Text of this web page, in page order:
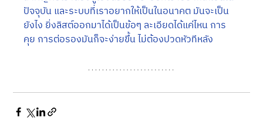
ปัจจุบัน และระบบที่เราอยากให้เป็นในอนาคต มันจะเป็น
ยังไง ยิ่งลิสต์ออกมาได้เป็นข้อๆ ละเอียดได้แค่ไหน การ
คุย การต่อรองมันก็จะง่ายขึ้น ไม่ต้องปวดหัวทีหลัง